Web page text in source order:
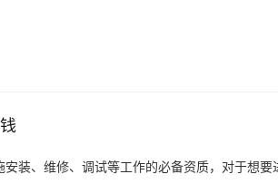
装、维修、调试等工作的必备资质，对于想要